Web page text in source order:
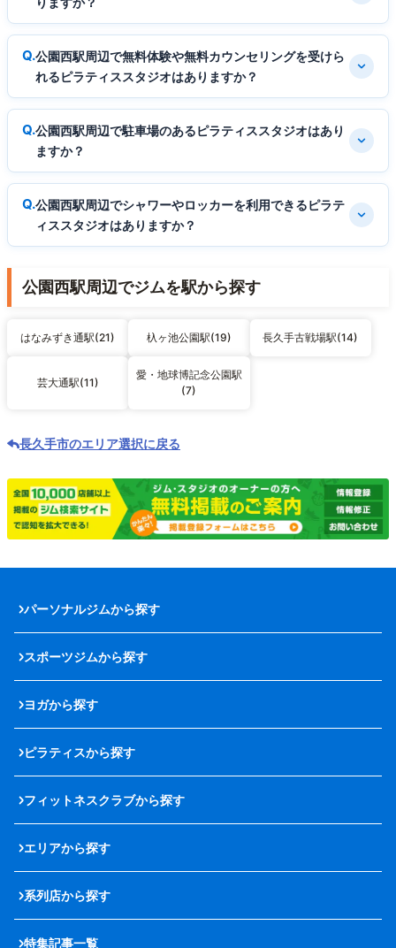
公園西駅周辺で無料体験や無料カウンセリングを受けら
れるピラティススタジオはありますか？
公園西駅周辺で駐車場のあるピラティススタジオはあり
ますか？
公園西駅周辺でシャワーやロッカーを利用できるピラテ
ィススタジオはありますか？
公園西駅周辺でジムを駅から探す
はなみずき通駅(21) 杁ヶ池公園駅(19) 長久手古戦場駅(14)
芸大通駅(11)
愛・地球博記念公園駅
(7)
長久手市のエリア選択に戻る
パーソナルジムから探す
スポーツジムから探す
ヨガから探す
ピラティスから探す
フィットネスクラブから探す
エリアから探す
系列店から探す
特集記事一覧